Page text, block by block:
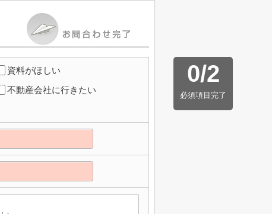
0/2
必須項目完了
資料がほしい
不動産会社に行きたい